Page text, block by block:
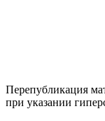
Перепубликация
при указании